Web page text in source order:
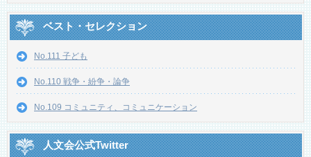
ベスト・セレクション
No.111 子ども
No.110 戦争・紛争・論争
No.109 コミュニティ、コミュニケーション
人文会公式Twitter